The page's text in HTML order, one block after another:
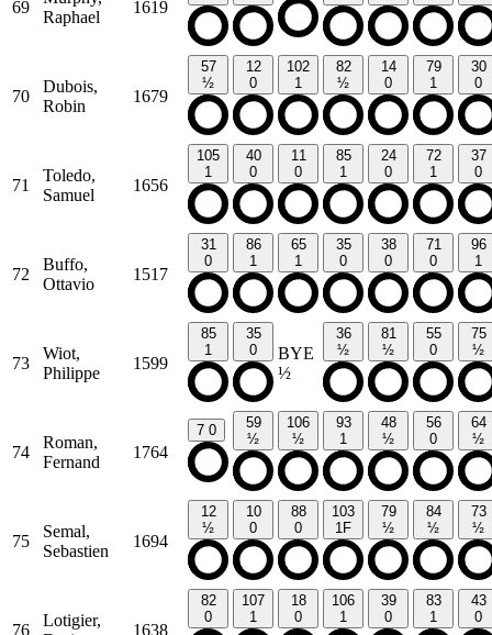
69
Raphael
1619
70
Dubois,
Robin
1679
57
½
12
0
102
1
82
½
14
0
79
1
30
0
71
Toledo,
Samuel
1656
105
1
40
0
11
0
85
1
24
0
72
1
37
0
72
Buffo,
Ottavio
1517
31
0
86
1
65
1
35
0
38
0
71
0
96
1
73
Wiot,
Philippe
1599
85
1
35
0
BYE
½
36
½
81
½
55
0
75
½
74
Roman,
Fernand
1764
7 0
59
½
106
½
93
1
48
½
56
0
64
½
75
Semal,
Sebastien
1694
12
½
10
0
88
0
103
1F
79
½
84
½
73
½
76
Lotigier,
1638
82
0
107
1
18
0
106
1
39
0
83
1
43
0